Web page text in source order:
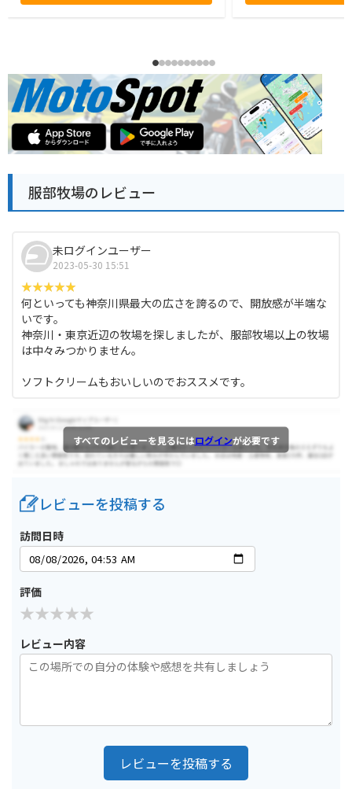
服部牧場のレビュー
未ログインユーザー
2023-05-30 15:51
何といっても神奈川県最大の広さを誇るので、開放感が半端な
いです。
神奈川・東京近辺の牧場を探しましたが、服部牧場以上の牧場
は中々みつかりません。
ソフトクリームもおいしいのでおススメです。
すべてのレビューを見るにはログインが必要です
レビューを投稿する
訪問日時
評価
レビュー内容
レビューを投稿する